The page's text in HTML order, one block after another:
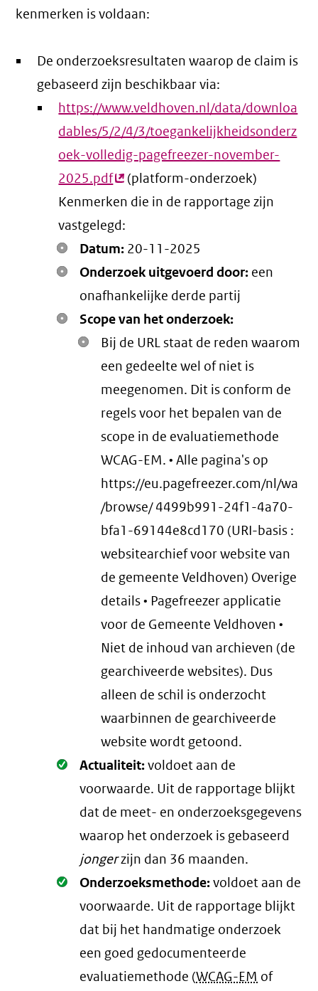
kenmerken is voldaan:
De onderzoeksresultaten waarop de claim is
gebaseerd zijn beschikbaar via:
https://www.veldhoven.nl/data/downloa
dables/5/2/4/3/toegankelijkheidsonderz
oek-volledig-pagefreezer-november-
2025.pdf(externe
link)
(platform-onderzoek)
Kenmerken die in de rapportage zijn
vastgelegd:
Datum: 20-11-2025
Onderzoek uitgevoerd door: een
onafhankelijke derde partij
Scope van het onderzoek:
Bij de URL staat de reden waarom
een gedeelte wel of niet is
meegenomen. Dit is conform de
regels voor het bepalen van de
scope in de evaluatiemethode
WCAG-EM. • Alle pagina's op
https://eu.pagefreezer.com/nl/wa
/browse/ 4499b991-24f1-4a70-
bfa1-69144e8cd170 (URI-basis :
websitearchief voor website van
de gemeente Veldhoven) Overige
details • Pagefreezer applicatie
voor de Gemeente Veldhoven •
Niet de inhoud van archieven (de
gearchiveerde websites). Dus
alleen de schil is onderzocht
waarbinnen de gearchiveerde
website wordt getoond.
Oké.
Actualiteit:voldoet aan de
voorwaarde. Uit de rapportage blijkt
dat de meet- en onderzoeksgegevens
waarop het onderzoek is gebaseerd
jongerzijn dan 36 maanden.
Oké.
Onderzoeksmethode:voldoet aan de
voorwaarde. Uit de rapportage blijkt
dat bij het handmatige onderzoek
een goed gedocumenteerde
evaluatiemethode (WCAG-EM of